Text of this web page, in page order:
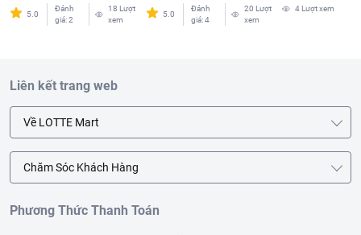
5.0
Đánh
giá:2
18 Lượt
xem
5.0
Đánh
giá:4
20 Lượt
xem
4Lượt xem
Liên kết trang web
Về LOTTE Mart
Chăm Sóc Khách Hàng
Phương Thức Thanh Toán